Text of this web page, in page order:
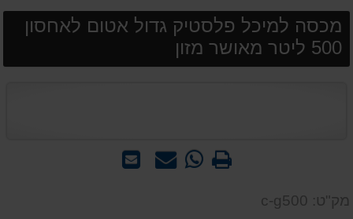
מכסה למיכל פלסטיק גדול אטום לאחסון
500 ליטר מאושר מזון
שלח
שאל WhatsApp
מק"ט: c-g500